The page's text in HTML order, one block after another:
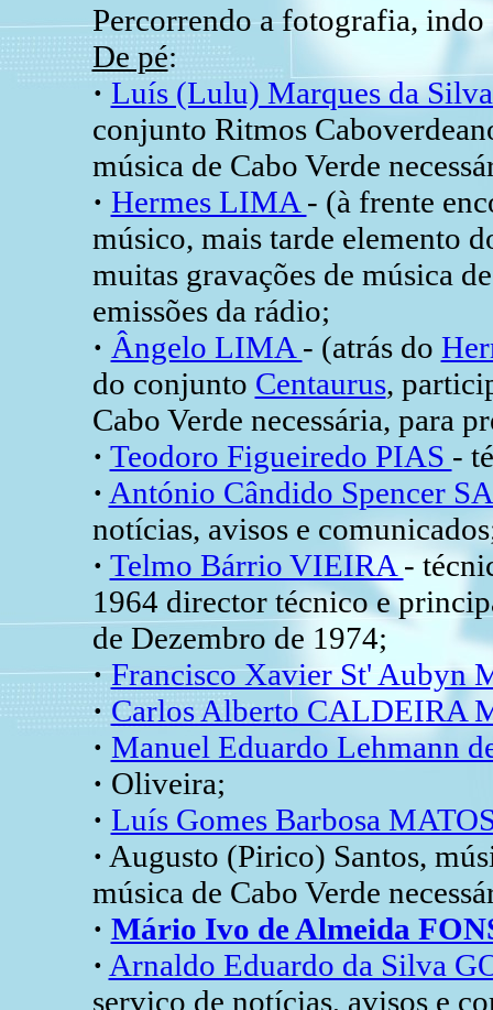
Percorrendo a fotografia, indo
De pé:
· Luís (Lulu) Marques da
conjunto Ritmos
música de Cabo Verde
· Hermes LIMA - (à frente
músico, mais tarde elemento
muitas gravações de música
emissões da rádio;
· Ângelo LIMA - (atrás do
do conjunto Centaurus,
Cabo Verde necessária, para
· Teodoro Figueiredo PIAS -
· António Cândido Spencer
notícias, avisos e
· Telmo Bárrio VIEIRA -
1964 director técnico e
de Dezembro de 1974;
· Francisco Xavier St' Aubyn
· Carlos Alberto CALDEIRA
· Manuel Eduardo Lehmann
· Oliveira;
· Luís Gomes Barbosa
· Augusto (Pirico) Santos,
música de Cabo Verde
· Mário Ivo de Almeida
· Arnaldo Eduardo da Silva
serviço de notícias, avisos e